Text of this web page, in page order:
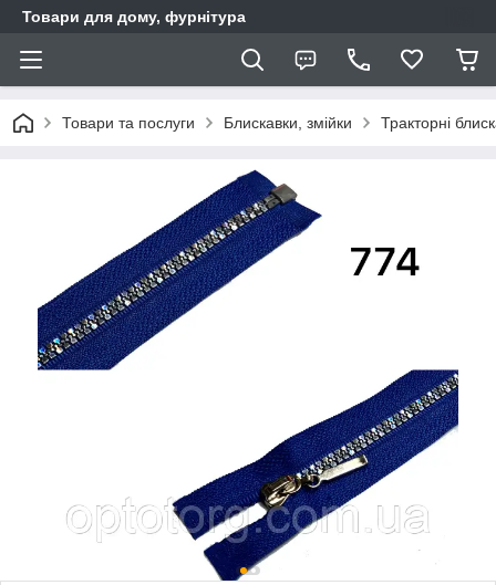
Товари для дому, фурнітура
Товари та послуги Блискавки, змійки Тракторні